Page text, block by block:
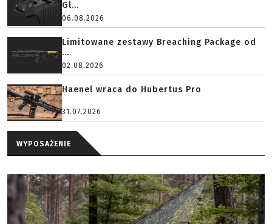
Gl...
06.08.2026
Limitowane zestawy Breaching Package od
...
02.08.2026
Haenel wraca do Hubertus Pro
31.07.2026
WYPOSAŻENIE